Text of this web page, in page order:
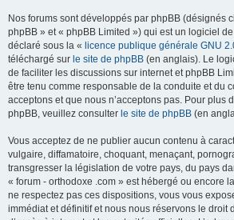
Nos forums sont développés par phpBB (désignés
phpBB » et « phpBB Limited ») qui est un logiciel
déclaré sous la « licence publique générale GNU
téléchargé sur le site de phpBB (en anglais). Le
de faciliter les discussions sur internet et phpBB
être tenu comme responsable de la conduite et du
acceptons et que nous n’acceptons pas. Pour plus
phpBB, veuillez consulter le site de phpBB (en
Vous acceptez de ne publier aucun contenu à
vulgaire, diffamatoire, choquant, menaçant,
transgresser la législation de votre pays, du pays
« forum - orthodoxe .com » est hébergé ou encore
ne respectez pas ces dispositions, vous vous
immédiat et définitif et nous nous réservons le droit